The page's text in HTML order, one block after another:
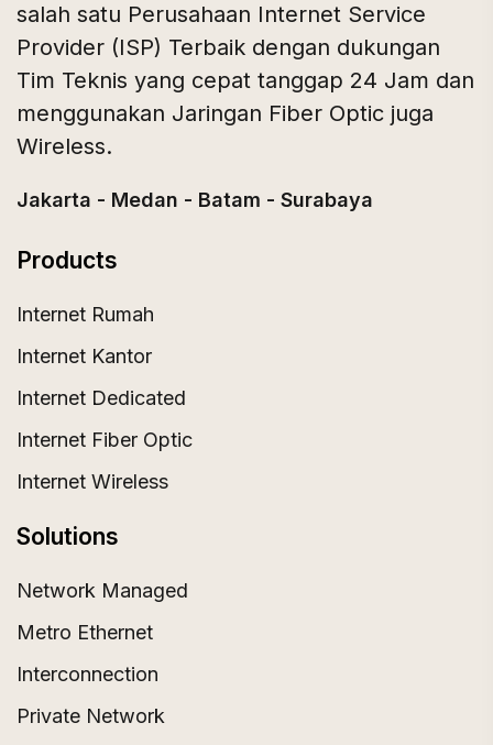
salah satu Perusahaan Internet Service
Provider (ISP) Terbaik dengan dukungan
Tim Teknis yang cepat tanggap 24 Jam dan
menggunakan Jaringan Fiber Optic juga
Wireless.
Jakarta - Medan - Batam - Surabaya
Products
Internet Rumah
Internet Kantor
Internet Dedicated
Internet Fiber Optic
Internet Wireless
Solutions
Network Managed
Metro Ethernet
Interconnection
Private Network